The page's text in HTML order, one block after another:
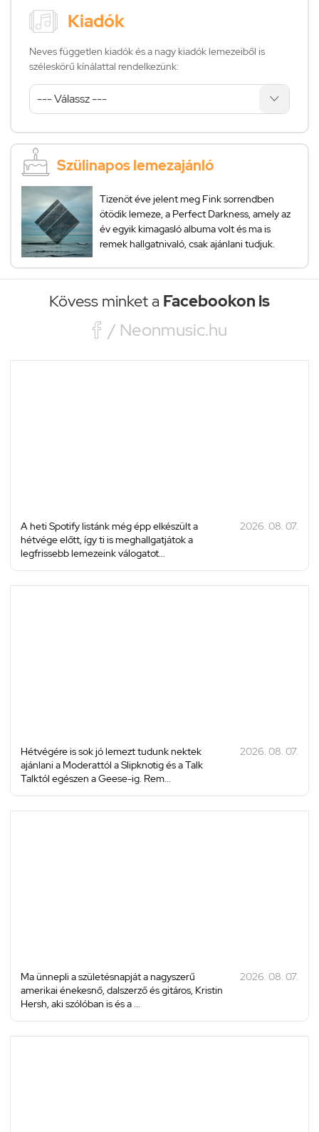
Kiadók
Neves független kiadók és a nagy kiadók lemezeiből is
széleskörű kínálattal rendelkezünk:
Szülinapos lemezajánló
Tizenöt éve jelent meg Fink sorrendben
ötödik lemeze, a Perfect Darkness, amely az
év egyik kimagasló albuma volt és ma is
remek hallgatnivaló, csak ajánlani tudjuk.
Kövess minket a Facebookon is
 / Neonmusic.hu
A heti Spotify listánk még épp elkészült a
hétvége előtt, így ti is meghallgatjátok a
legfrissebb lemezeink válogatot...
2026. 08. 07.
Hétvégére is sok jó lemezt tudunk nektek
ajánlani a Moderattól a Slipknotig és a Talk
Talktól egészen a Geese-ig. Rem...
2026. 08. 07.
Ma ünnepli a születésnapját a nagyszerű
amerikai énekesnő, dalszerző és gitáros, Kristin
Hersh, aki szólóban is és a ...
2026. 08. 07.